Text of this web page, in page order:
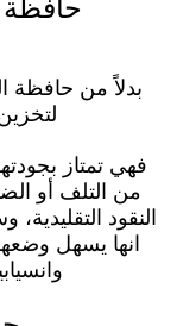
حافظة
بدلاً من حافظة
فهي تمتاز
من التلف أو
النقود
انها يسهل